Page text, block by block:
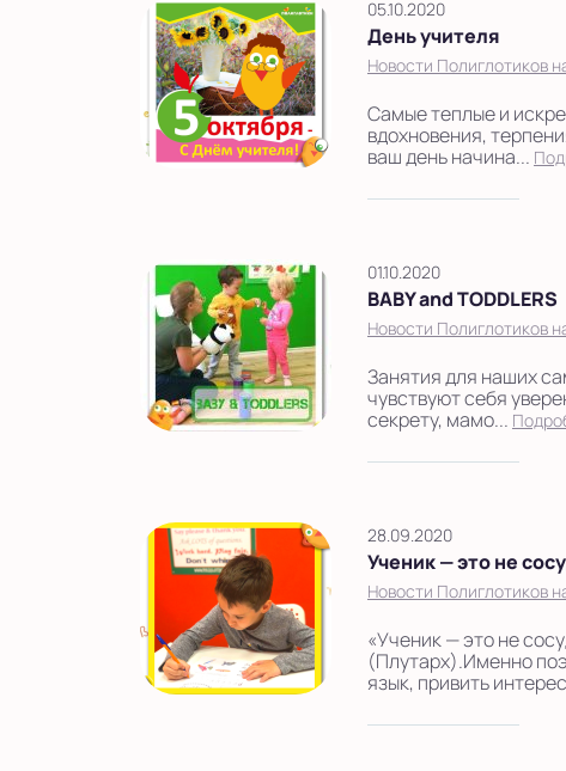
Показать на карте
Выбрать другой город
05.10.2020
День учителя
Новости Полиглотиков
Самые теплые и
вдохновения,
ваш день начина...
01.10.2020
BABY and TODDLERS
Новости Полиглотиков
Занятия для наших
чувствуют себя
секрету, мамо...
28.09.2020
Ученик — это не
Новости Полиглотиков
«Ученик — это не
(Плутарх).Именно
язык, привить